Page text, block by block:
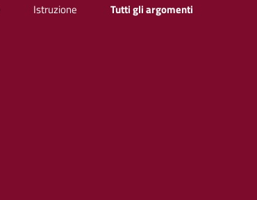
Istruzione Tutti gli argomenti